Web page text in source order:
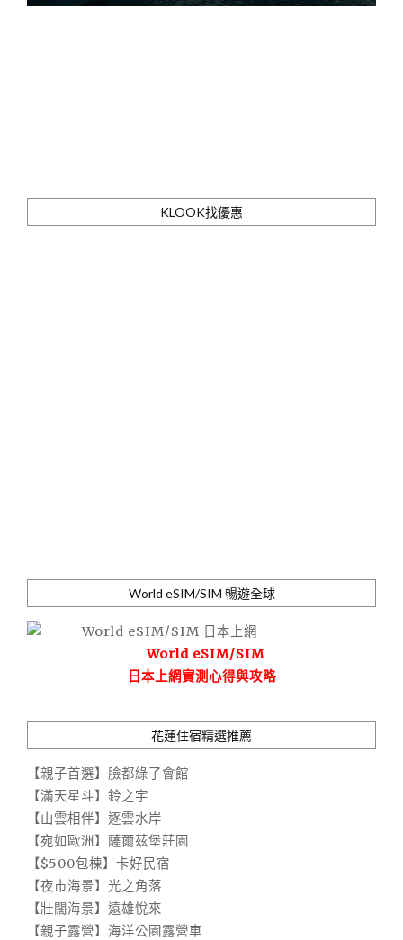
KLOOK找優惠
World eSIM/SIM 暢遊全球
World eSIM/SIM
日本上網實測心得與攻略
花蓮住宿精選推薦
【親子首選】臉都綠了會館
【滿天星斗】鈴之宇
【山雲相伴】逐雲水岸
【宛如歐洲】薩爾茲堡莊園
【$500包棟】卡好民宿
【夜市海景】光之角落
【壯闊海景】遠雄悅來
【親子露營】海洋公園露營車